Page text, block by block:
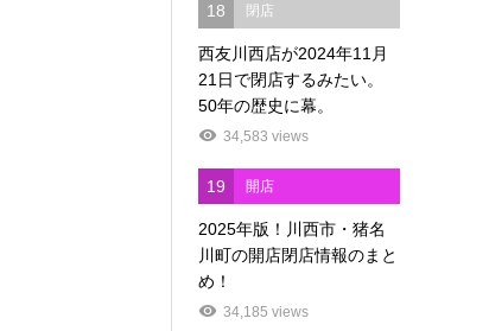
18 閉店
西友川西店が2024年11月
21日で閉店するみたい。
50年の歴史に幕。
34,583 views
19 開店
2025年版！川西市・猪名
川町の開店閉店情報のまと
め！
34,185 views